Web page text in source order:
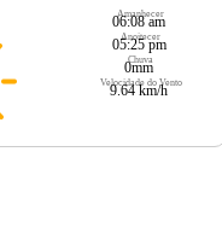
Amanhecer
06:08 am
Anoitecer
05:25 pm
Chuva
0mm
Velocidade do Vento
9.64 km/h